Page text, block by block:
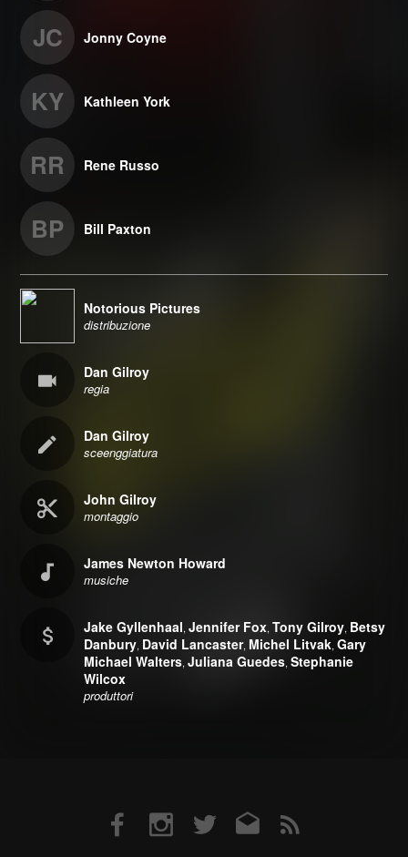
JC Jonny Coyne
KY Kathleen York
RR Rene Russo
BP Bill Paxton
Notorious Pictures
distribuzione
Dan Gilroy
regia
Dan Gilroy
sceenggiatura
John Gilroy
montaggio
James Newton Howard
musiche
Jake Gyllenhaal,Jennifer Fox,Tony Gilroy, Betsy
Danbury, David Lancaster, Michel Litvak,Gary
Michael Walters,Juliana Guedes,Stephanie
Wilcox
produttori